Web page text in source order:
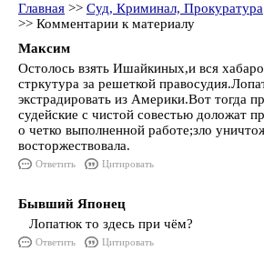
Главная >> Суд, Криминал, Прокуратура
>> Комментарии к материалу
Максим
Остолось взять Ишайкиных,и вся
стркутура за решеткой
экстрадировать из Америки.Вот тогда
судейские с чистой совестью доложат
о четко выполненной работе;зло
восторжествовала.
Ответить Цитировать
Бывший Японец
Лопатюк то здесь при чём?
Ответить Цитировать